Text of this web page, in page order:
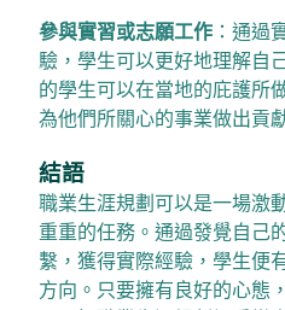
參與實習或志願工作 ：通過
驗，學生可以更好地理解自
的學生可以在當地的庇護所
為他們所關心的事業做出貢
結語
職業生涯規劃可以是一場激
重重的任務。通過發覺自己
繫，獲得實際經驗，學生便
方向。只要擁有良好的心態